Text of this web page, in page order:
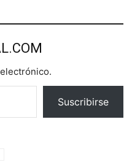
Suscribirse